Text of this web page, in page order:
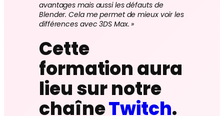
avantages mais aussi les défauts de
Blender. Cela me permet de mieux voir les
différences avec 3DS Max. »
Cette
formation aura
lieu sur notre
chaîneTwitch.